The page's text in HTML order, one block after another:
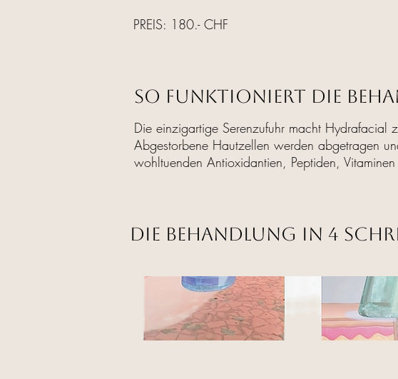
PREIS: 180.- CHF
So funktioniert die
Die Behandlung in 4
Die einzigartige Serenzufuhr macht Hydrafacial
Abgestorbene Hautzellen werden abgetragen
wohltuenden Antioxidantien, Peptiden,